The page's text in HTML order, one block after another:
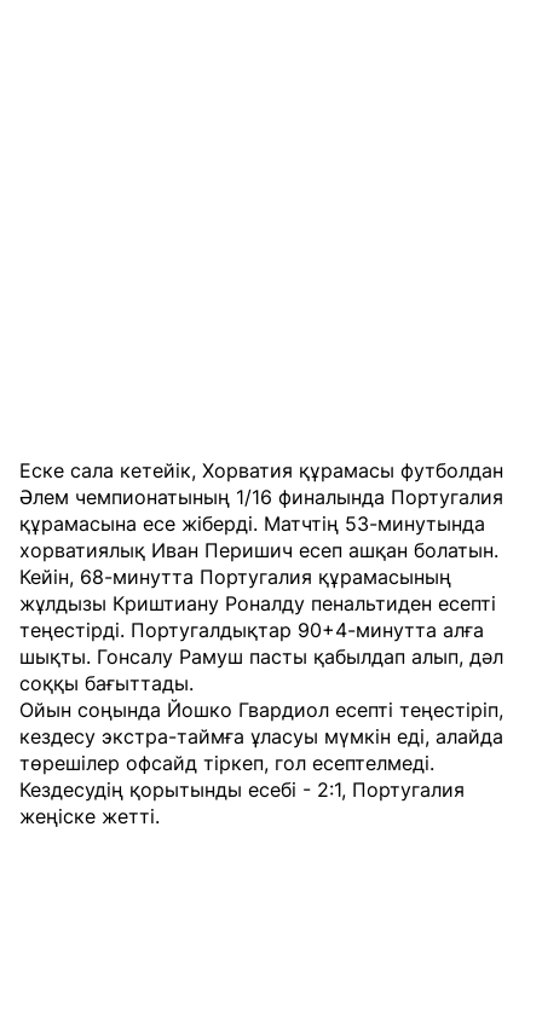
Еске сала кетейік, Хорватия құрамасы футболдан
Әлем чемпионатының 1/16 финалында Португалия
құрамасына есе жіберді. Матчтің 53-минутында
хорватиялық Иван Перишич есеп ашқан болатын.
Кейін, 68-минутта Португалия құрамасының
жұлдызы Криштиану Роналду пенальтиден есепті
теңестірді. Португалдықтар 90+4-минутта алға
шықты. Гонсалу Рамуш пасты қабылдап алып, дәл
соққы бағыттады.
Ойын соңында Йошко Гвардиол есепті теңестіріп,
кездесу экстра-таймға ұласуы мүмкін еді, алайда
төрешілер офсайд тіркеп, гол есептелмеді.
Кездесудің қорытынды есебі - 2:1, Португалия
жеңіске жетті.